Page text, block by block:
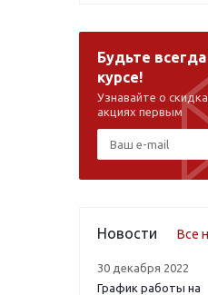
Будьте всегда
курсе!
Узнавайте о
акциях первым
Новости Все
30 декабря 2022
График работы на